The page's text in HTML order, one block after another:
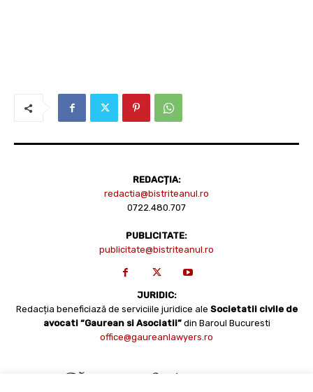
REDACȚIA:
redactia@bistriteanul.ro
0722.480.707
PUBLICITATE:
publicitate@bistriteanul.ro
JURIDIC:
Redacția beneficiază de serviciile juridice ale Societatii civile de
avocati “Gaurean si Asociatii” din Baroul Bucuresti
office@gaureanlawyers.ro